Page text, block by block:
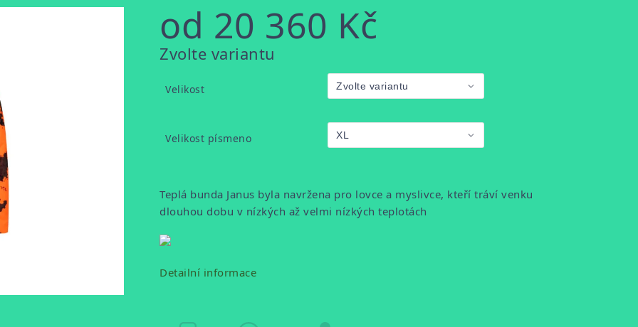
od 20 360 Kč
Měrná
Zvolte variantu
Velikost
Velikost písmeno
Teplá bunda Janus byla navržena pro lovce a myslivce, kteří tráví venku
dlouhou dobu v nízkých až velmi nízkých teplotách
Detailní informace